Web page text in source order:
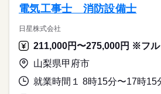
電気工事士 消防設備士
日星株式会社
山梨県甲府市
就業時間１ 8時15分〜17時15